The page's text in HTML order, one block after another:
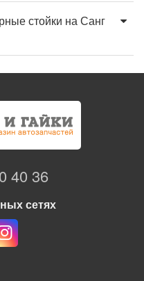
стойки на Санг
40 36
сетях